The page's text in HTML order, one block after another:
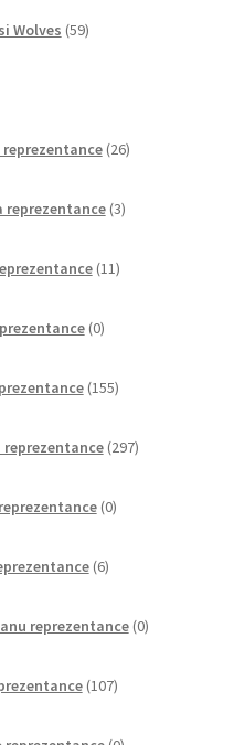
Wolves 59izdelkov
26izdelkov
reprezentance 3izdelki
11izdelkov
0izdelkov
155izdelkov
297izdelkov
0izdelkov
6izdelkov
reprezentance 0izdelkov
107izdelkov